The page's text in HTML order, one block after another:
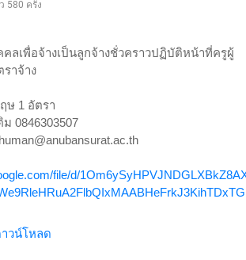
580 ครั้ง
ลเพื่อจ้างเป็นลูกจ้างชั่วคราวปฏิบัติหน้าที่ครูผู้
าจ้าง
ษ 1 อัตรา
0846303507
file/d/
วน์โหลด